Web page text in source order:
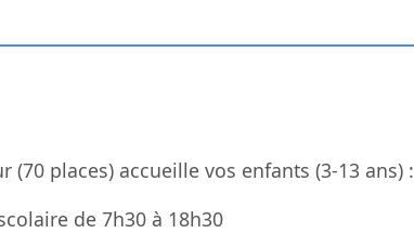
(70 places) accueille vos enfants (3-13 ans) :
de 7h30 à 18h30